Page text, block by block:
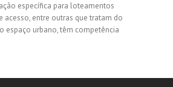
específica para loteamentos
acesso, entre outras que tratam do
espaço urbano, têm competência